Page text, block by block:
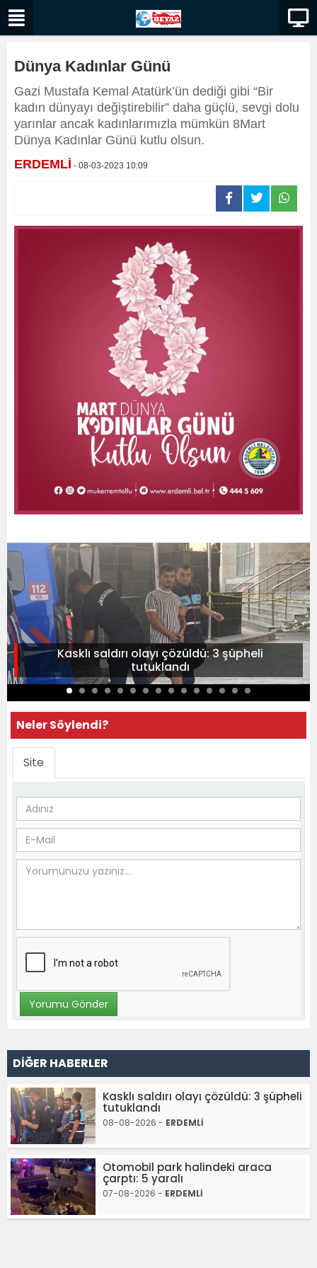
Dünya Kadınlar Günü
Gazi Mustafa Kemal Atatürk’ün dediği gibi “Bir
kadın dünyayı değiştirebilir” daha güçlü, sevgi dolu
yarınlar ancak kadınlarımızla mümkün 8Mart
Dünya Kadınlar Günü kutlu olsun.
ERDEMLİ - 08-03-2023 10:09
Kasklı saldırı olayı çözüldü: 3 şüpheli
tutuklandı
Neler Söylendi?
Site
DİĞER HABERLER
Kasklı saldırı olayı çözüldü: 3 şüpheli
tutuklandı
08-08-2026 - ERDEMLİ
Otomobil park halindeki araca
çarptı: 5 yaralı
07-08-2026 - ERDEMLİ